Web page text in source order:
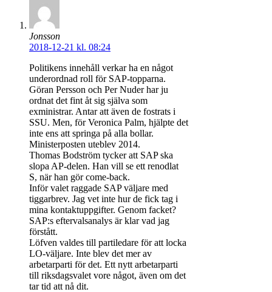
Jonsson
2018-12-21 kl. 08:24
Politikens innehåll verkar ha en något
underordnad roll för SAP-topparna.
Göran Persson och Per Nuder har ju
ordnat det fint åt sig själva som
exministrar. Antar att även de fostrats i
SSU. Men, för Veronica Palm, hjälpte det
inte ens att springa på alla bollar.
Ministerposten uteblev 2014.
Thomas Bodström tycker att SAP ska
slopa AP-delen. Han vill se ett renodlat
S, när han gör come-back.
Inför valet raggade SAP väljare med
tiggarbrev. Jag vet inte hur de fick tag i
mina kontaktuppgifter. Genom facket?
SAP:s eftervalsanalys är klar vad jag
förstått.
Löfven valdes till partiledare för att locka
LO-väljare. Inte blev det mer av
arbetarparti för det. Ett nytt arbetarparti
till riksdagsvalet vore något, även om det
tar tid att nå dit.